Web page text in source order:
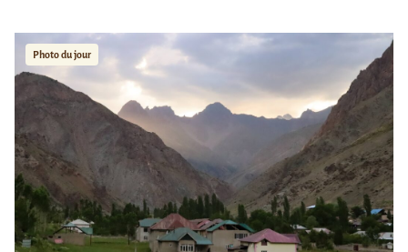
Photo du jour